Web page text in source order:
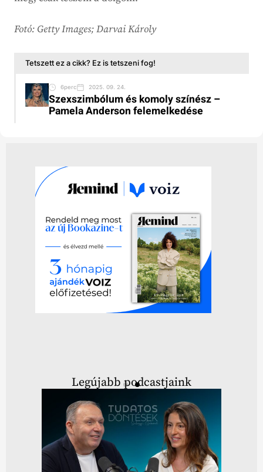
Fotó: Getty Images; Darvai Károly
Tetszett ez a cikk? Ez is tetszeni fog!
6perc 2025. 09. 24.
Szexszimbólum és komoly színész –
Pamela Anderson felemelkedése
Legújabb podcastjaink